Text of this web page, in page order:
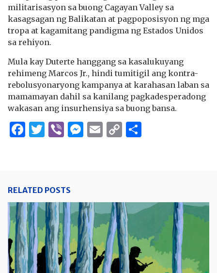
militarisasyon sa buong Cagayan Valley sa
kasagsagan ng Balikatan at pagpoposisyon ng mga
tropa at kagamitang pandigma ng Estados Unidos
sa rehiyon.
Mula kay Duterte hanggang sa kasalukuyang
rehimeng Marcos Jr., hindi tumitigil ang kontra-
rebolusyonaryong kampanya at karahasan laban sa
mamamayan dahil sa kanilang pagkadesperadong
wakasan ang insurhensiya sa buong bansa.
Facebook
Twitter
ViberMessenger
Email
Copy
RELATED POSTS